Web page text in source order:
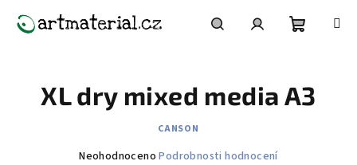
košík
XL dry mixed media A3
CANSON
Průměrné
Neohodnoceno Podrobnosti hodnocení